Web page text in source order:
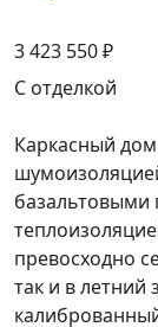
3 423 550 ₽
С отделкой
Каркасный
базальтовыми
превосходно
так и в летний